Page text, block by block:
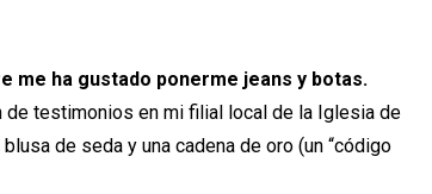
me ha gustado ponerme jeans y botas.
de testimonios en mi filial local de la Iglesia de
de seda y una cadena de oro (un “código